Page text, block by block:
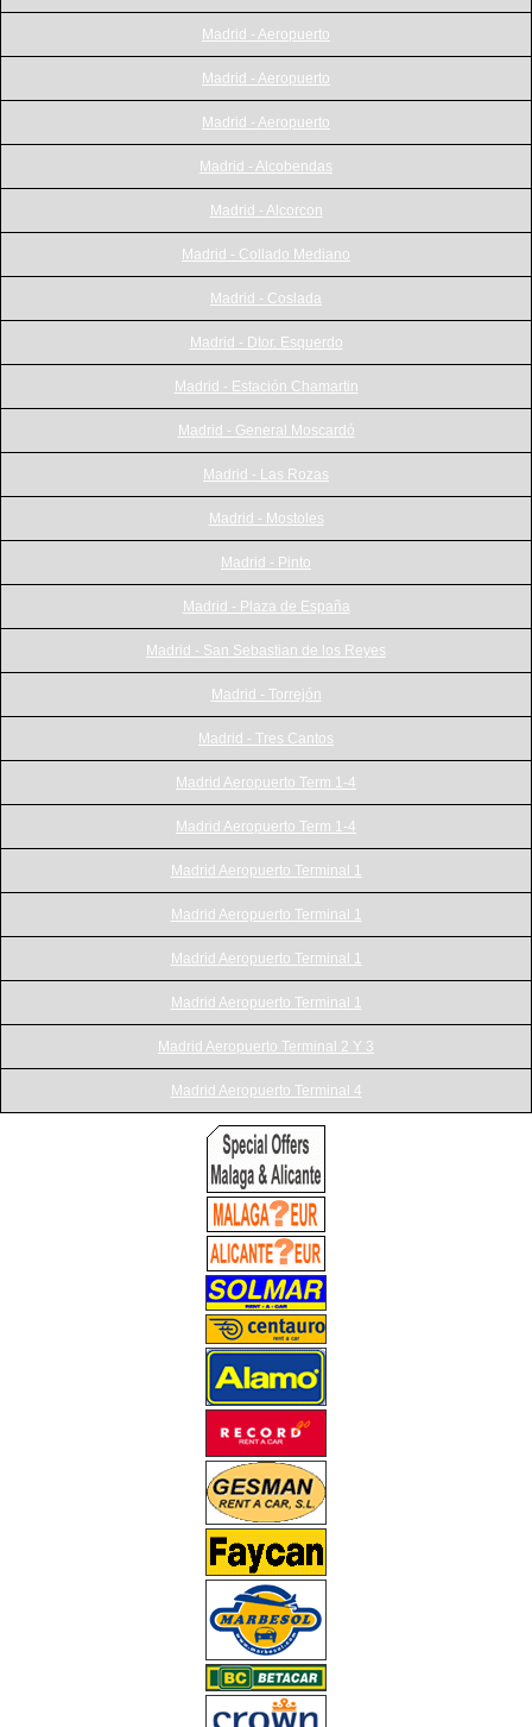
Madrid - Aeropuerto
Madrid - Aeropuerto
Madrid - Aeropuerto
Madrid - Alcobendas
Madrid - Alcorcon
Madrid - Collado Mediano
Madrid - Coslada
Madrid - Dtor. Esquerdo
Madrid - Estación Chamartin
Madrid - General Moscardó
Madrid - Las Rozas
Madrid - Mostoles
Madrid - Pinto
Madrid - Plaza de España
Madrid - San Sebastian de los Reyes
Madrid - Torrejón
Madrid - Tres Cantos
Madrid Aeropuerto Term 1-4
Madrid Aeropuerto Term 1-4
Madrid Aeropuerto Terminal 1
Madrid Aeropuerto Terminal 1
Madrid Aeropuerto Terminal 1
Madrid Aeropuerto Terminal 1
Madrid Aeropuerto Terminal 2 Y 3
Madrid Aeropuerto Terminal 4